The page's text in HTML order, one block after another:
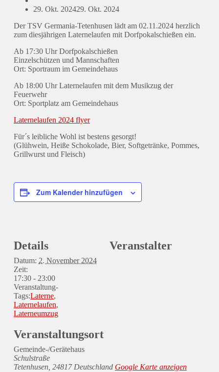
Posted
29. Okt. 202429. Okt. 2024
Der TSV Germania-Tetenhusen lädt am 02.11.2024 herzlich
zum diesjährigen Laternelaufen mit Dorfpokalschießen ein.
Ab 17:30 Uhr Dorfpokalschießen
Einzelschützen und Mannschaften
Ort: Sportraum im Gemeindehaus
Ab 18:00 Uhr Laternelaufen mit dem Musikzug der
Feuerwehr
Ort: Sportplatz am Gemeindehaus
Laternelaufen 2024 flyer
Für´s leibliche Wohl ist bestens gesorgt!
(Glühwein, Heiße Schokolade, Bier, Softgetränke, Pommes,
Grillwurst und Fleisch)
Zum Kalender hinzufügen
Details
Datum: 2. November 2024
Zeit:
17:30 - 23:00
Veranstaltung-
Tags:Laterne,
Laternelaufen,
Laterneumzug
Veranstaltungsort
Gemeinde-/Gerätehaus
Schulstraße
Tetenhusen 24817 Deutschland Google Karte anzeigen
Veranstalter